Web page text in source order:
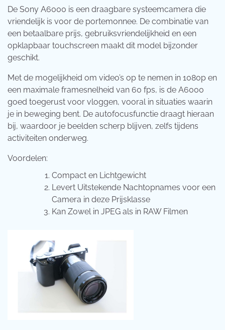
De Sony A6000 is een draagbare systeemcamera die
vriendelijk is voor de portemonnee. De combinatie van
een betaalbare prijs, gebruiksvriendelijkheid en een
opklapbaar touchscreen maakt dit model bijzonder
geschikt.
Met de mogelijkheid om video’s op te nemen in 1080p en
een maximale framesnelheid van 60 fps, is de A6000
goed toegerust voor vloggen, vooral in situaties waarin
je in beweging bent. De autofocusfunctie draagt hieraan
bij, waardoor je beelden scherp blijven, zelfs tijdens
activiteiten onderweg.
Voordelen:
Compact en Lichtgewicht
Levert Uitstekende Nachtopnames voor een
Camera in deze Prijsklasse
Kan Zowel in JPEG als in RAW Filmen